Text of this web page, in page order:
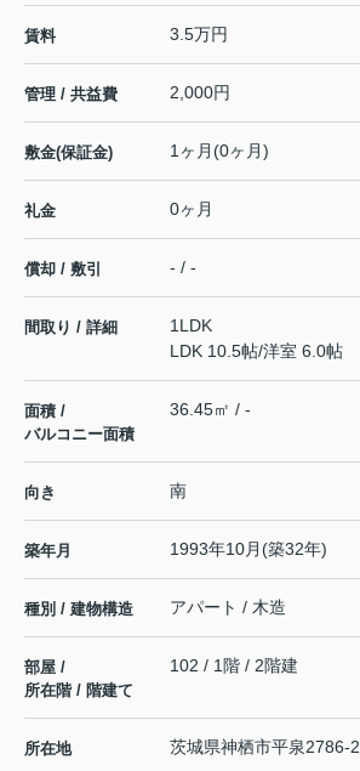
賃料 3.5万円
管理 / 共益費 2,000円
敷金(保証金) 1ヶ月(0ヶ月)
礼金 0ヶ月
償却 / 敷引 - / -
間取り / 詳細
1LDK
LDK 10.5帖/洋室 6.0帖
面積 /
バルコニー面積
36.45㎡ / -
向き 南
築年月 1993年10月(築32年)
種別 / 建物構造 アパート / 木造
部屋 /
所在階 / 階建て
102 / 1階 / 2階建
所在地 茨城県神栖市平泉2786-2